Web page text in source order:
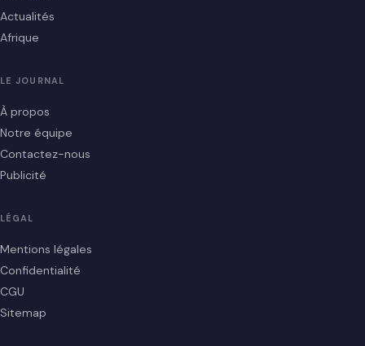
Actualités
Afrique
LE JOURNAL
À propos
Notre équipe
Contactez-nous
Publicité
LÉGAL
Mentions légales
Confidentialité
CGU
Sitemap